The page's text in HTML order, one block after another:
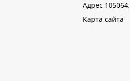
Адрес
Карта сайта